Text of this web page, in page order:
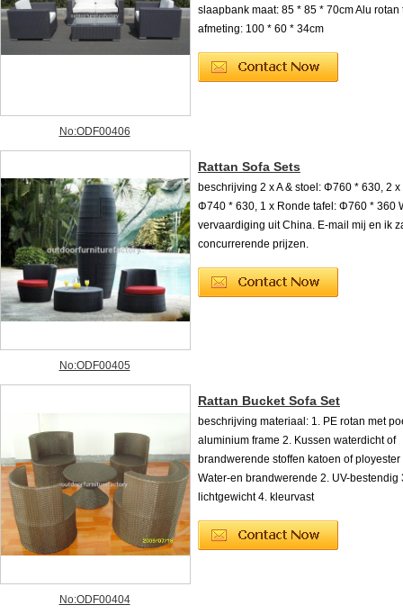
No:ODF00406
slaapbank maat: 85 * 85 * 70cm Alu rotan
afmeting: 100 * 60 * 34cm
No:ODF00405
Rattan Sofa Sets
beschrijving 2 x A & stoel: Φ760 * 630, 2 x
Φ740 * 630, 1 x Ronde tafel: Φ760 * 360
vervaardiging uit China. E-mail mij en ik
concurrerende prijzen.
No:ODF00404
Rattan Bucket Sofa Set
beschrijving materiaal: 1. PE rotan met
aluminium frame 2. Kussen waterdicht of
brandwerende stoffen katoen of
Water-en brandwerende 2. UV-bestendig
lichtgewicht 4. kleurvast